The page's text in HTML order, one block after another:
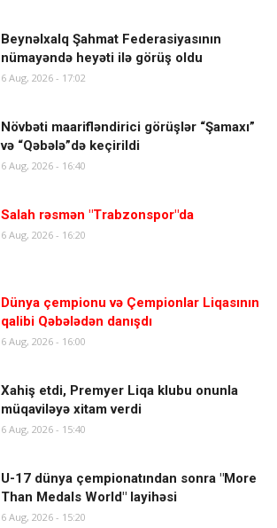
Beynəlxalq Şahmat Federasiyasının
nümayəndə heyəti ilə görüş oldu
6 Aug, 2026 - 17:02
Növbəti maarifləndirici görüşlər “Şamaxı”
və “Qəbələ”də keçirildi
6 Aug, 2026 - 16:40
Salah rəsmən "Trabzonspor"da
6 Aug, 2026 - 16:20
Dünya çempionu və Çempionlar Liqasının
qalibi Qəbələdən danışdı
6 Aug, 2026 - 16:00
Xahiş etdi, Premyer Liqa klubu onunla
müqaviləyə xitam verdi
6 Aug, 2026 - 15:40
U-17 dünya çempionatından sonra "More
Than Medals World" layihəsi
6 Aug, 2026 - 15:20